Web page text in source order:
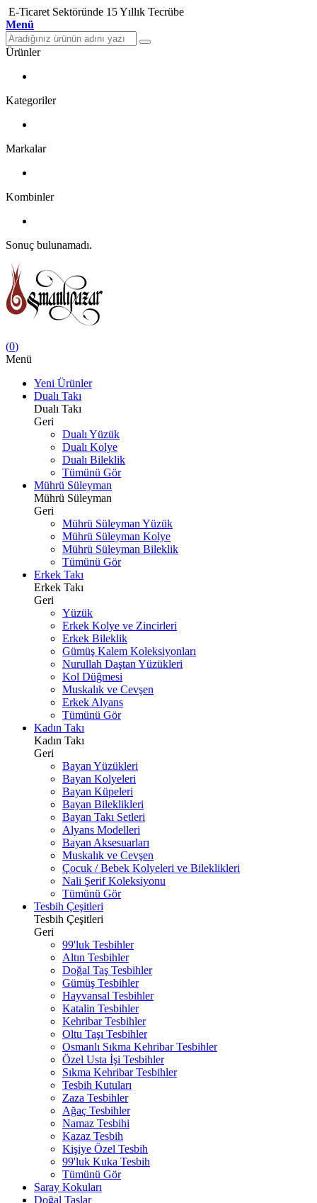
E-Ticaret Sektöründe 15 Yıllık Tecrübe
Menü
Ürünler
Kategoriler
Markalar
Kombinler
Sonuç bulunamadı.
(0)
Menü
Yeni Ürünler
Dualı Takı
Dualı Takı
Geri
Dualı Yüzük
Dualı Kolye
Dualı Bileklik
Tümünü Gör
Mührü Süleyman
Mührü Süleyman
Geri
Mührü Süleyman Yüzük
Mührü Süleyman Kolye
Mührü Süleyman Bileklik
Tümünü Gör
Erkek Takı
Erkek Takı
Geri
Yüzük
Erkek Kolye ve Zincirleri
Erkek Bileklik
Gümüş Kalem Koleksiyonları
Nurullah Daştan Yüzükleri
Kol Düğmesi
Muskalık ve Cevşen
Erkek Alyans
Tümünü Gör
Kadın Takı
Kadın Takı
Geri
Bayan Yüzükleri
Bayan Kolyeleri
Bayan Küpeleri
Bayan Bileklikleri
Bayan Takı Setleri
Alyans Modelleri
Bayan Aksesuarları
Muskalık ve Cevşen
Çocuk / Bebek Kolyeleri ve Bileklikleri
Nali Şerif Koleksiyonu
Tümünü Gör
Tesbih Çeşitleri
Tesbih Çeşitleri
Geri
99'luk Tesbihler
Altın Tesbihler
Doğal Taş Tesbihler
Gümüş Tesbihler
Hayvansal Tesbihler
Katalin Tesbihler
Kehribar Tesbihler
Oltu Taşı Tesbihler
Osmanlı Sıkma Kehribar Tesbihler
Özel Usta İşi Tesbihler
Sıkma Kehribar Tesbihler
Tesbih Kutuları
Zaza Tesbihler
Ağaç Tesbihler
Namaz Tesbihi
Kazaz Tesbih
Kişiye Özel Tesbih
99'luk Kuka Tesbih
Tümünü Gör
Saray Kokuları
Doğal Taşlar